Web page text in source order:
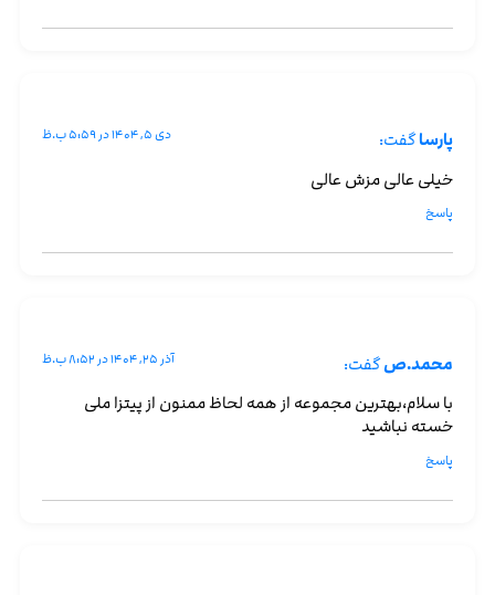
پارساگفت: دی ۵, ۱۴۰۴ در ۵:۵۹ ب.ظ
خیلی عالی مزش عالی
پاسخ
محمد.صگفت: آذر ۲۵, ۱۴۰۴ در ۸:۵۲ ب.ظ
با سلام،بهترین مجموعه از همه لحاظ ممنون از پیتزا ملی
خسته نباشید
پاسخ